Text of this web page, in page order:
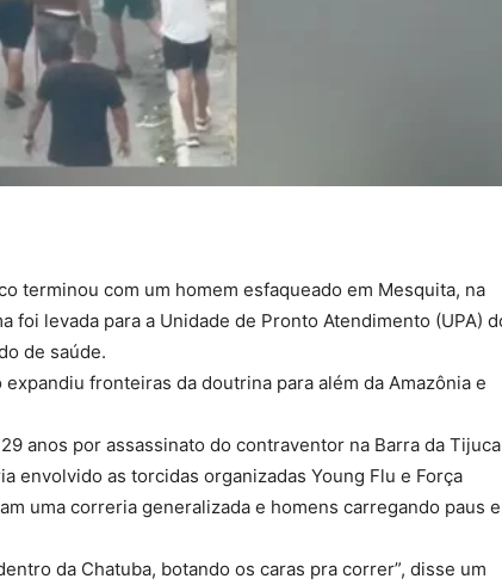
terminou com um homem esfaqueado em Mesquita, na
foi levada para a Unidade de Pronto Atendimento (UPA)
de saúde.
fronteiras da doutrina para além da Amazônia e
anos por assassinato do contraventor na Barra da Tijuca
envolvido as torcidas organizadas Young Flu e Força
uma correria generalizada e homens carregando paus e
da Chatuba, botando os caras pra correr”, disse um